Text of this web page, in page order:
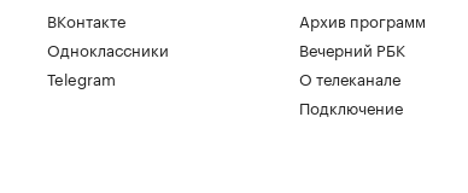
ВКонтакте
Одноклассники
Telegram
Архив программ
Вечерний РБК
О телеканале
Подключение